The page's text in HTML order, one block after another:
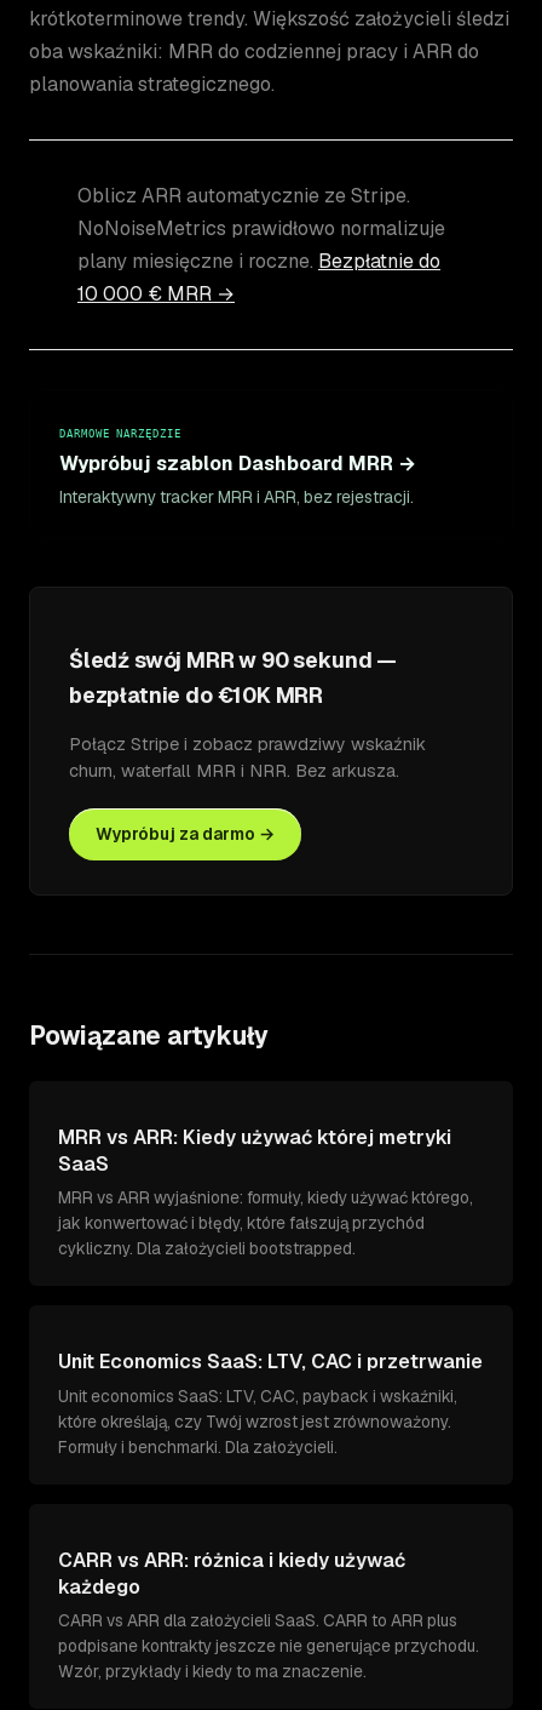
krótkoterminowe trendy. Większość założycieli śledzi
oba wskaźniki: MRR do codziennej pracy i ARR do
planowania strategicznego.
Oblicz ARR automatycznie ze Stripe.
NoNoiseMetrics prawidłowo normalizuje
plany miesięczne i roczne. Bezpłatnie do
10 000 € MRR →
DARMOWE NARZĘDZIE
Wypróbuj szablon Dashboard MRR →
Interaktywny tracker MRR i ARR, bez rejestracji.
Śledź swój MRR w 90 sekund —
bezpłatnie do €10K MRR
Połącz Stripe i zobacz prawdziwy wskaźnik
churn, waterfall MRR i NRR. Bez arkusza.
Wypróbuj za darmo →
Powiązane artykuły
MRR vs ARR: Kiedy używać której metryki
SaaS
MRR vs ARR wyjaśnione: formuły, kiedy używać którego,
jak konwertować i błędy, które fałszują przychód
cykliczny. Dla założycieli bootstrapped.
Unit Economics SaaS: LTV, CAC i przetrwanie
Unit economics SaaS: LTV, CAC, payback i wskaźniki,
które określają, czy Twój wzrost jest zrównoważony.
Formuły i benchmarki. Dla założycieli.
CARR vs ARR: różnica i kiedy używać
każdego
CARR vs ARR dla założycieli SaaS. CARR to ARR plus
podpisane kontrakty jeszcze nie generujące przychodu.
Wzór, przykłady i kiedy to ma znaczenie.